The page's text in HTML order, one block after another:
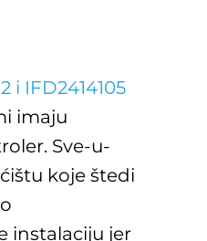
i IFD2414105
imaju
Sve-u-
koje štedi
instalaciju jer